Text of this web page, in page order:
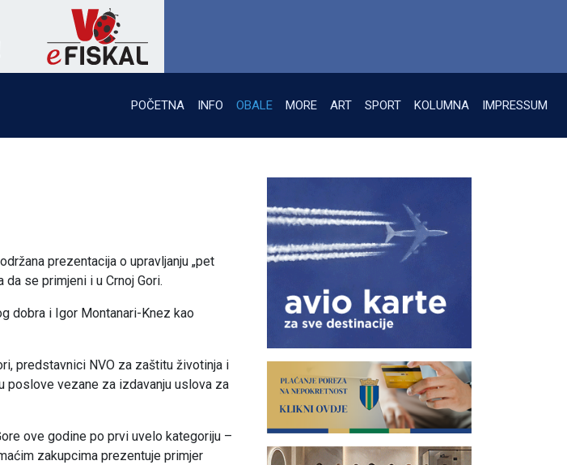
POČETNA INFO OBALE MORE ART SPORT KOLUMNA IMPRESSUM
prezentacija o upravljanju „pet
se primjeni i u Crnoj Gori.
dobra i Igor Montanari-Knez kao
predstavnici NVO za zaštitu životinja i
poslove vezane za izdavanju uslova za
ove godine po prvi uvelo kategoriju –
zakupcima prezentuje primjer